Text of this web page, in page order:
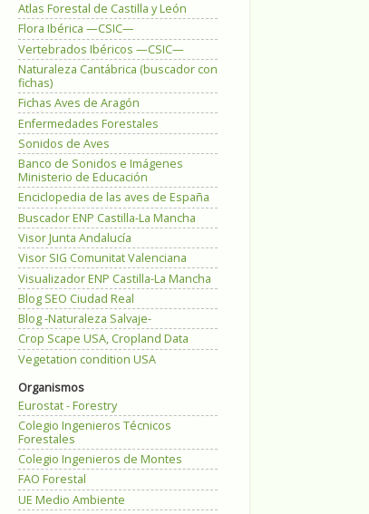
Atlas Forestal de Castilla y León
Flora Ibérica —CSIC—
Vertebrados Ibéricos —CSIC—
Naturaleza Cantábrica (buscador con
fichas)
Fichas Aves de Aragón
Enfermedades Forestales
Sonidos de Aves
Banco de Sonidos e Imágenes
Ministerio de Educación
Enciclopedia de las aves de España
Buscador ENP Castilla-La Mancha
Visor Junta Andalucía
Visor SIG Comunitat Valenciana
Visualizador ENP Castilla-La Mancha
Blog SEO Ciudad Real
Blog -Naturaleza Salvaje-
Crop Scape USA, Cropland Data
Vegetation condition USA
Organismos
Eurostat - Forestry
Colegio Ingenieros Técnicos
Forestales
Colegio Ingenieros de Montes
FAO Forestal
UE Medio Ambiente